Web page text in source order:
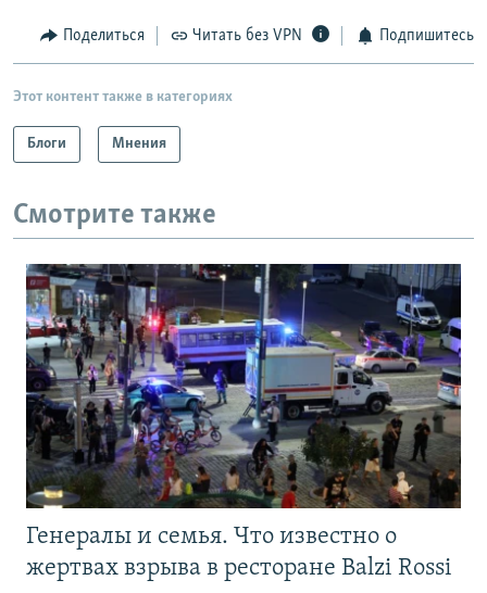
Поделиться Читать без VPN Подпишитесь
Этот контент также в категориях
Блоги Мнения
Смотрите также
Генералы и семья. Что известно о
жертвах взрыва в ресторане Balzi Rossi